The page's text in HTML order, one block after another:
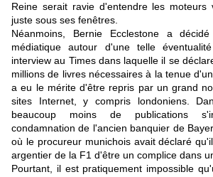
Reine serait ravie d'entendre les moteurs
juste sous ses fenêtres.
Néanmoins, Bernie Ecclestone a
médiatique autour d'une telle
interview au Times dans laquelle il se
millions de livres nécessaires à la tenue
a eu le mérite d'être repris par un grand
sites Internet, y compris londoniens.
beaucoup moins de publications
condamnation de l'ancien banquier de
où le procureur munichois avait déclaré
argentier de la F1 d'être un complice dans
Pourtant, il est pratiquement impossible